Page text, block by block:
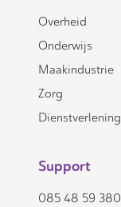
Overheid
Onderwijs
Maakindustrie
Zorg
Dienstverlening
Support
085 48 59 380